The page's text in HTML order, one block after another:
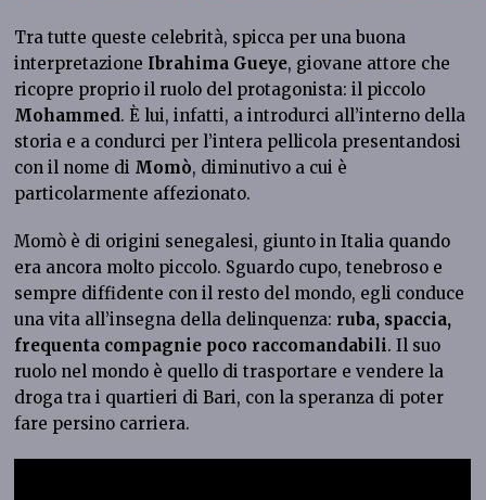
Tra tutte queste celebrità, spicca per una buona
interpretazione Ibrahima Gueye, giovane attore che
ricopre proprio il ruolo del protagonista: il piccolo
Mohammed. È lui, infatti, a introdurci all’interno della
storia e a condurci per l’intera pellicola presentandosi
con il nome di Momò, diminutivo a cui è
particolarmente affezionato.
Momò è di origini senegalesi, giunto in Italia quando
era ancora molto piccolo. Sguardo cupo, tenebroso e
sempre diffidente con il resto del mondo, egli conduce
una vita all’insegna della delinquenza: ruba, spaccia,
frequenta compagnie poco raccomandabili. Il suo
ruolo nel mondo è quello di trasportare e vendere la
droga tra i quartieri di Bari, con la speranza di poter
fare persino carriera.